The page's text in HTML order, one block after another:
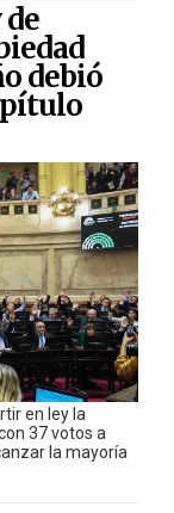
de
debió
en ley la
37 votos a
la mayoría